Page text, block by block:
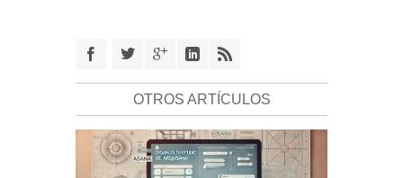
OTROS ARTÍCULOS